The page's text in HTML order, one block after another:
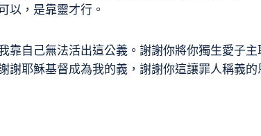
以，是靠靈才行。
靠自己無法活出這公義。謝謝你將你獨生愛子
耶穌基督成為我的義，謝謝你這讓罪人稱義